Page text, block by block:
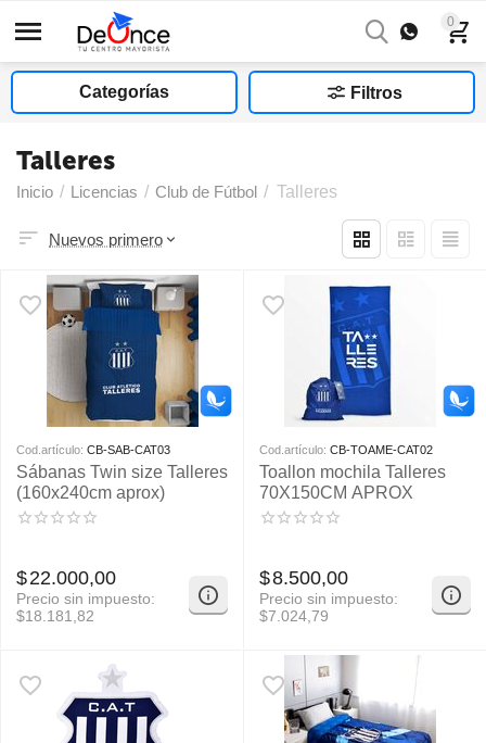
0
Categorías Filtros
Talleres
Inicio / Licencias / Club de Fútbol / Talleres
Nuevos primero
Cod.artículo: CB-SAB-CAT03
Sábanas Twin size Talleres
(160x240cm aprox)
$22.000,00
Precio sin impuesto:
$18.181,82
Cod.artículo: CB-TOAME-CAT02
Toallon mochila Talleres
70X150CM APROX
$8.500,00
Precio sin impuesto:
$7.024,79